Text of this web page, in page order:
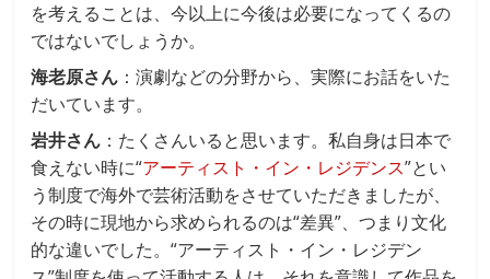
を考えることは、今以上に今後は必要になってくるの
ではないでしょうか。
海老原さん ：演劇などの分野から、実際にお話をいた
だいています。
岩井さん ：たくさんいると思います。私自身は日本で
食えない時に“アーティスト・イン・レジデンス”とい
う制度で海外で芸術活動をさせていただきましたが、
その時に現地から求められるのは“差異”、つまり文化
的な違いでした。“アーティスト・イン・レジデン